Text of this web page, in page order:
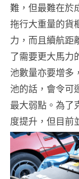
難，但最難在於
拖行大重量的貨
力，而且續航距
了需要更大馬力
池數量亦要增多
池的話，會令可
最大弱點。為了
度提升，但目前